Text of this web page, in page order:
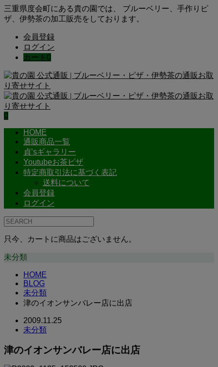
三重県度会町にある貴の園では、 ブルーベリー、手作りピ
ザ、伊勢茶の加工販売をしております。
会員登録
ログイン
カート 0
0
HOME
通販商品一覧
貞’sギャラリー
Youtubeお茶ピザ
特定商取引法に基づく表記
送料について
会員登録
ログイン
只今、カートに商品はございません。
未分類
HOME
BLOG
未分類
津のイオンサンバレー店に出店
2009.11.25
未分類
津のイオンサンバレー店に出店